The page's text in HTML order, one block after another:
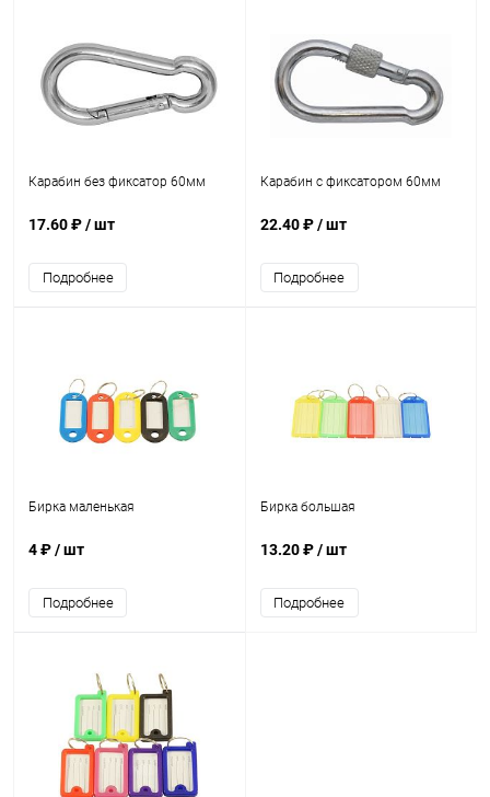
Карабин без фиксатор 60мм
17.60 ₽/ шт
Подробнее
Карабин с фиксатором 60мм
22.40 ₽/ шт
Подробнее
Бирка маленькая
4 ₽/ шт
Подробнее
Бирка большая
13.20 ₽/ шт
Подробнее